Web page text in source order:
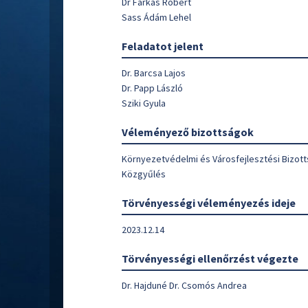
Sass Ádám Lehel
Feladatot jelent
Dr. Barcsa Lajos
Dr. Papp László
Sziki Gyula
Véleményező bizottságok
Környezetvédelmi és Városfejlesztési
Közgyűlés
Törvényességi véleményezés ideje
2023.12.14
Törvényességi ellenőrzést végezte
Dr. Hajduné Dr. Csomós Andrea